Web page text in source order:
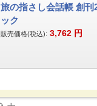
旅の指さし会話帳 創
ック
販売価格(税込): 3,762 円